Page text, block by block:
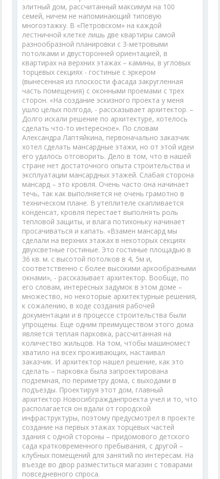
элитный дом, рассчитанный максимум на 100
семей, ничем не напоминающий типовую
многоэтажку. В «Петровском» на каждой
лестничной клетке лишь две квартиры самой
разнообразной планировки с 3-метровыми
потолками и двусторонней ориентацией, в
квартирах на верхних этажах – камины, в угловых
торцевых секциях - гостиные с эркером
(вынесенная из плоскости фасада закругленная
часть помещения) с оконными проемами с трех
сторон. «На создание эскизного проекта у меня
ушло целых полгода, - рассказывает архитектор. –
Долго искали решение по архитектуре, хотелось
сделать что-то интересное». По словам
Александра Лаптяйкина, первоначально заказчик
хотел сделать мансардные этажи, но от этой идеи
его удалось отговорить. Дело в том, что в нашей
стране нет достаточного опыта строительства и
эксплуатации мансардных этажей. Слабая сторона
мансард – это кровля. Очень часто она начинает
течь, так как выполняется не очень грамотно в
техническом плане. В утеплителе скапливается
конденсат, кровля перестает выполнять роль
тепловой защиты, и влага потихоньку начинает
просачиваться и капать. «Взамен мансард мы
сделали на верхних этажах в некоторых секциях
двухсветные гостиные. Это гостиные площадью в
36 кв. м. с высотой потолков в 4, 5м и,
соответственно с более высокими аркообразными
окнами», - рассказывает архитектор. Вообще, по
его словам, интересных задумок в этом доме –
множество, но некоторые архитектурные решения,
к сожалению, в ходе создания рабочей
документации и в процессе строительства были
упрощены. Еще одним преимуществом этого дома
является теплая парковка, рассчитанная на
количество жильцов. На том, чтобы машиномест
хватило на всех проживающих, настаивал
заказчик. И архитектор нашел решение, как это
сделать – парковка была запроектирована
подземная, по периметру дома, с выходами в
подъезды. Проектируя этот дом, главный
архитектор Новосибгражданпроекта учел и то, что
располагается он вдали от городской
инфраструктуры, поэтому предусмотрел в проекте
создание на первых этажах торцевых частей
здания с одной стороны – придомового детского
сада кратковременного пребывания, с другой –
клубных помещений для занятий по интересам. На
въезде во двор разместиться магазин с товарами
повседневного спроса.